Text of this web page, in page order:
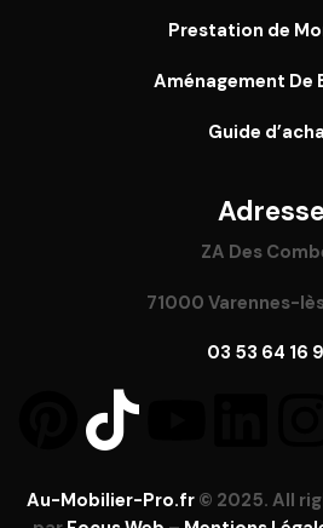
Prestation de
Aménagement De
Guide
Adresse
ZA Des
71000 Varennes-
03 53 64 16
Au-Mobilier-Pro.fr© 2025. All